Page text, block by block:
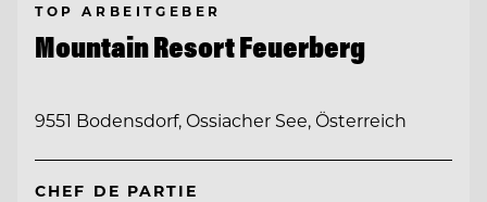
TOP ARBEITGEBER
Mountain Resort Feuerberg
9551 Bodensdorf, Ossiacher See, Österreich
CHEF DE PARTIE